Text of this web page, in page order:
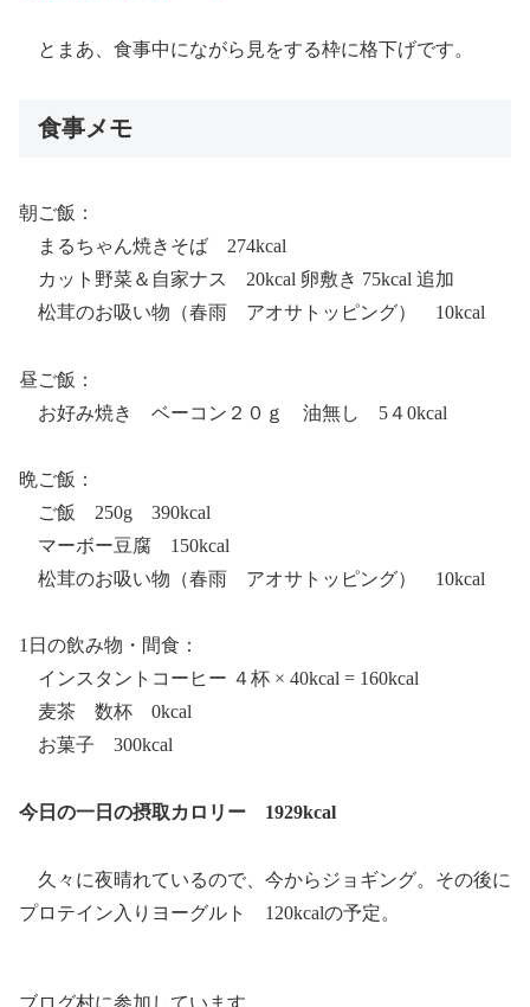
とまあ、食事中にながら見をする枠に格下げです。
食事メモ
朝ご飯：
まるちゃん焼きそば 274kcal
カット野菜＆自家ナス 20kcal 卵敷き 75kcal 追加
松茸のお吸い物（春雨 アオサトッピング） 10kcal
昼ご飯：
お好み焼き ベーコン２０ｇ 油無し 5４0kcal
晩ご飯：
ご飯 250g 390kcal
マーボー豆腐 150kcal
松茸のお吸い物（春雨 アオサトッピング） 10kcal
1日の飲み物・間食：
インスタントコーヒー ４杯 × 40kcal = 160kcal
麦茶 数杯 0kcal
お菓子 300kcal
今日の一日の摂取カロリー 1929kcal
久々に夜晴れているので、今からジョギング。その後に
プロテイン入りヨーグルト 120kcalの予定。
ブログ村に参加しています。